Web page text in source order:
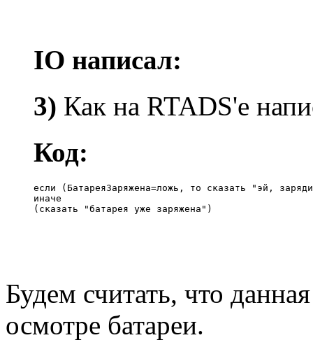
IO написал:
3) Как на RTADS'е
Код:
если (БатареяЗаряжена=ложь, то сказать "эй,
иначе
(сказать "батарея уже заряжена")
Будем считать, что
осмотре батареи.